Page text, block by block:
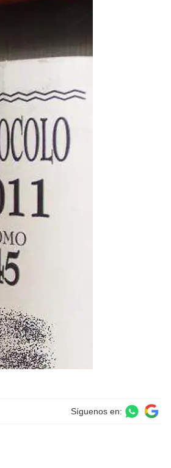
Síguenos en: